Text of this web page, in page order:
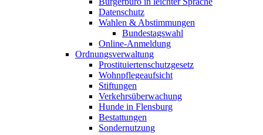
Datenschutz
Wahlen & Abstimmungen
Bundestagswahl
Online-Anmeldung
Ordnungsverwaltung
Prostituiertenschutzgesetz
Wohnpflegeaufsicht
Stiftungen
Verkehrsüberwachung
Hunde in Flensburg
Bestattungen
Sondernutzung